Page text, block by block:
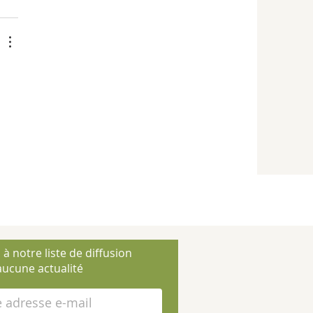
à notre liste de diffusion
actualité